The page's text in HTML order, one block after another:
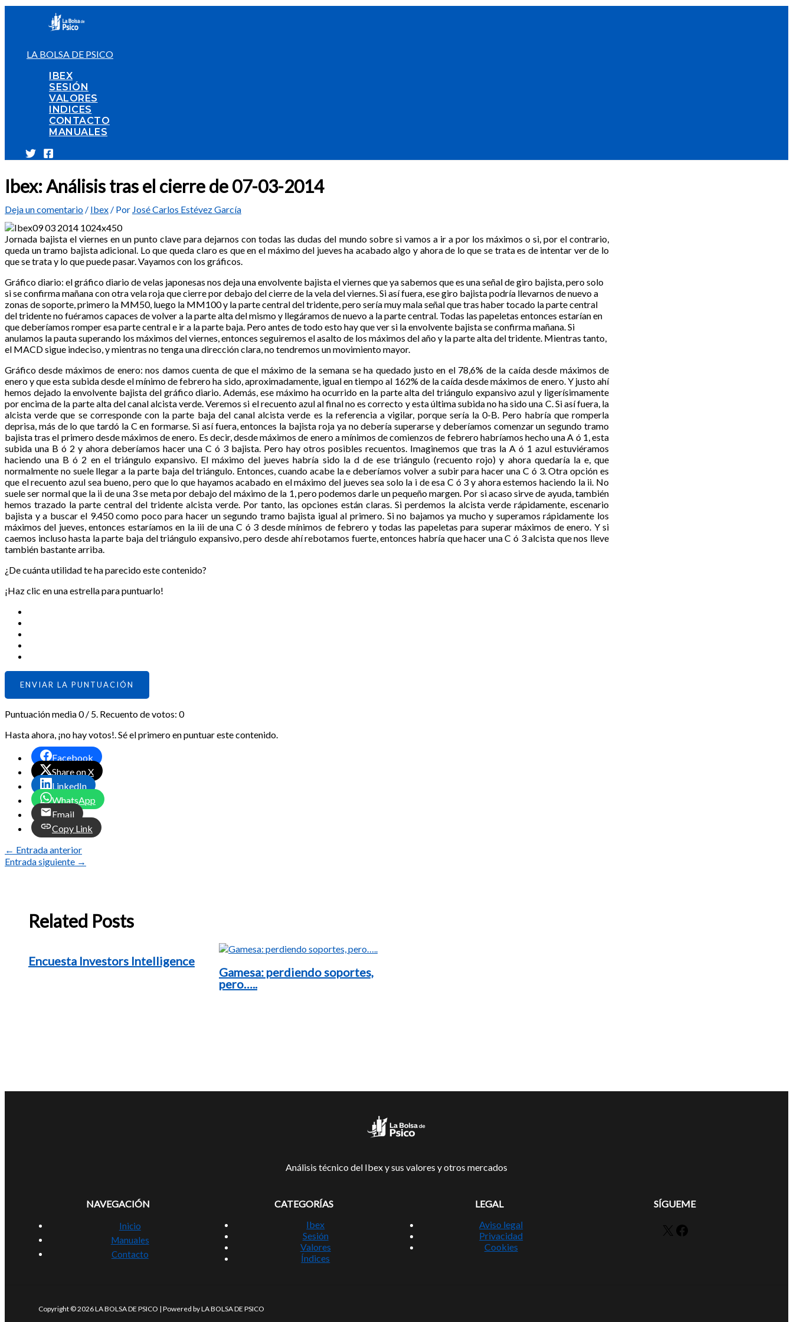
LA BOLSA DE PSICO
IBEX
SESIÓN
VALORES
INDICES
CONTACTO
MANUALES
Ibex: Análisis tras el cierre de 07-03-2014
Deja un comentario / Ibex / Por José Carlos Estévez García
Jornada bajista el viernes en un punto clave para dejarnos con todas las dudas del mundo sobre si vamos a ir a por los máximos o si, por el contrario,
queda un tramo bajista adicional. Lo que queda claro es que en el máximo del jueves ha acabado algo y ahora de lo que se trata es de intentar ver de lo
que se trata y lo que puede pasar. Vayamos con los gráficos.
Gráfico diario: el gráfico diario de velas japonesas nos deja una envolvente bajista el viernes que ya sabemos que es una señal de giro bajista, pero solo
si se confirma mañana con otra vela roja que cierre por debajo del cierre de la vela del viernes. Si así fuera, ese giro bajista podría llevarnos de nuevo a
zonas de soporte, primero la MM50, luego la MM100 y la parte central del tridente, pero sería muy mala señal que tras haber tocado la parte central
del tridente no fuéramos capaces de volver a la parte alta del mismo y llegáramos de nuevo a la parte central. Todas las papeletas entonces estarían en
que deberíamos romper esa parte central e ir a la parte baja. Pero antes de todo esto hay que ver si la envolvente bajista se confirma mañana. Si
anulamos la pauta superando los máximos del viernes, entonces seguiremos el asalto de los máximos del año y la parte alta del tridente. Mientras tanto,
el MACD sigue indeciso, y mientras no tenga una dirección clara, no tendremos un movimiento mayor.
Gráfico desde máximos de enero: nos damos cuenta de que el máximo de la semana se ha quedado justo en el 78,6% de la caída desde máximos de
enero y que esta subida desde el mínimo de febrero ha sido, aproximadamente, igual en tiempo al 162% de la caída desde máximos de enero. Y justo ahí
hemos dejado la envolvente bajista del gráfico diario. Además, ese máximo ha ocurrido en la parte alta del triángulo expansivo azul y ligerísimamente
por encima de la parte alta del canal alcista verde. Veremos si el recuento azul al final no es correcto y esta última subida no ha sido una C. Si así fuera, la
alcista verde que se corresponde con la parte baja del canal alcista verde es la referencia a vigilar, porque sería la 0-B. Pero habría que romperla
deprisa, más de lo que tardó la C en formarse. Si así fuera, entonces la bajista roja ya no debería superarse y deberíamos comenzar un segundo tramo
bajista tras el primero desde máximos de enero. Es decir, desde máximos de enero a mínimos de comienzos de febrero habríamos hecho una A ó 1, esta
subida una B ó 2 y ahora deberíamos hacer una C ó 3 bajista. Pero hay otros posibles recuentos. Imaginemos que tras la A ó 1 azul estuviéramos
haciendo una B ó 2 en el triángulo expansivo. El máximo del jueves habría sido la d de ese triángulo (recuento rojo) y ahora quedaría la e, que
normalmente no suele llegar a la parte baja del triángulo. Entonces, cuando acabe la e deberíamos volver a subir para hacer una C ó 3. Otra opción es
que el recuento azul sea bueno, pero que lo que hayamos acabado en el máximo del jueves sea solo la i de esa C ó 3 y ahora estemos haciendo la ii. No
suele ser normal que la ii de una 3 se meta por debajo del máximo de la 1, pero podemos darle un pequeño margen. Por si acaso sirve de ayuda, también
hemos trazado la parte central del tridente alcista verde. Por tanto, las opciones están claras. Si perdemos la alcista verde rápidamente, escenario
bajista y a buscar el 9.450 como poco para hacer un segundo tramo bajista igual al primero. Si no bajamos ya mucho y superamos rápidamente los
máximos del jueves, entonces estaríamos en la iii de una C ó 3 desde mínimos de febrero y todas las papeletas para superar máximos de enero. Y si
caemos incluso hasta la parte baja del triángulo expansivo, pero desde ahí rebotamos fuerte, entonces habría que hacer una C ó 3 alcista que nos lleve
también bastante arriba.
¿De cuánta utilidad te ha parecido este contenido?
¡Haz clic en una estrella para puntuarlo!
ENVIAR LA PUNTUACIÓN
Puntuación media0/ 5. Recuento de votos: 0
Hasta ahora, ¡no hay votos!. Sé el primero en puntuar este contenido.
Facebook
Share on X
LinkedIn
WhatsApp
Email
Copy Link
← Entrada anterior
Entrada siguiente →
Related Posts
Encuesta Investors Intelligence
Gamesa: perdiendo soportes,
pero…..
Análisis técnico del Ibex y sus valores y otros mercados
NAVEGACIÓN
Inicio
Manuales
Contacto
CATEGORÍAS
Ibex
Sesión
Valores
Índices
LEGAL
Aviso legal
Privacidad
Cookies
SÍGUEME
X Facebook
Copyright © 2026 LA BOLSA DE PSICO | Powered by LA BOLSA DE PSICO